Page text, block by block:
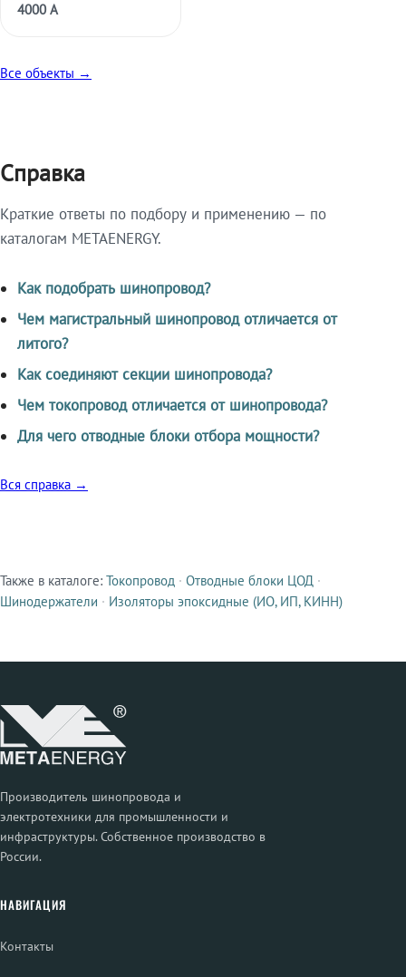
4000 А
Все объекты →
Справка
Краткие ответы по подбору и применению — по
каталогам METAENERGY.
Как подобрать шинопровод?
Чем магистральный шинопровод отличается от
литого?
Как соединяют секции шинопровода?
Чем токопровод отличается от шинопровода?
Для чего отводные блоки отбора мощности?
Вся справка →
Смежные продукты
Также в каталоге: Токопровод · Отводные блоки ЦОД ·
Шинодержатели · Изоляторы эпоксидные (ИО, ИП, КИНН)
Производитель шинопровода и
электротехники для промышленности и
инфраструктуры. Собственное производство в
России.
НАВИГАЦИЯ
Контакты